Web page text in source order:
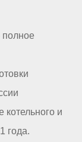
котельного и
года.